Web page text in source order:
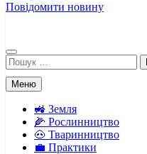
Повідомити новину
Пошук:
Меню
🚜 Земля
🌽 Рослинництво
🐽 Тваринництво
💼 Практики